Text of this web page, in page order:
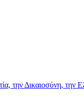
Δικαιοσύνη, την